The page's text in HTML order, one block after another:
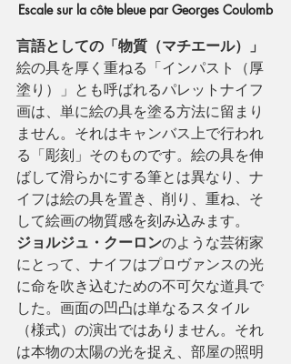
Escale sur la côte bleue par Georges Coulomb
言語としての「物質（マチエール）」
絵の具を厚く重ねる「インパスト（厚
塗り）」とも呼ばれるパレットナイフ
画は、単に絵の具を塗る方法に留まり
ません。それはキャンバス上で行われ
る「彫刻」そのものです。絵の具を伸
ばして滑らかにする筆とは異なり、ナ
イフは絵の具を置き、削り、重ね、そ
して絵画の物質感を刻み込みます。
ジョルジュ・クーロンのような芸術家
にとって、ナイフはプロヴァンスの光
に命を吹き込むための不可欠な道具で
した。画面の凹凸は単なるスタイル
（様式）の演出ではありません。それ
は本物の太陽の光を捉え、部屋の照明